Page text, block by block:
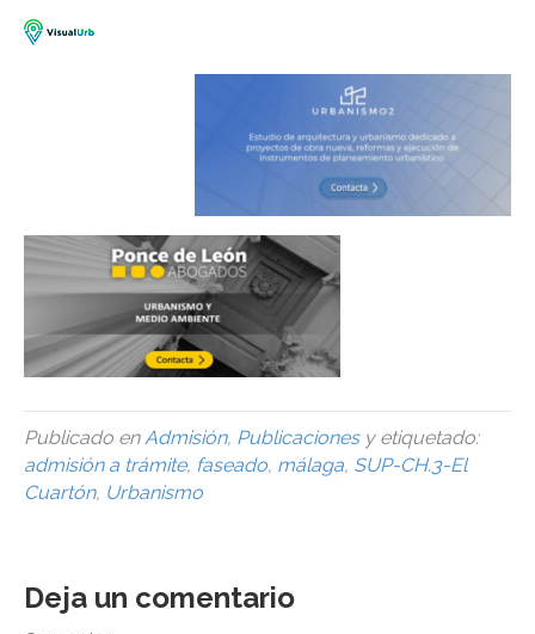
Publicado en Admisión, Publicacionesy etiquetado:
admisión a trámite, faseado, málaga, SUP-CH.3-El
Cuartón, Urbanismo
Deja un comentario